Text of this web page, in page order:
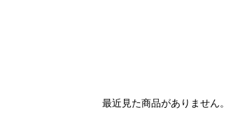
最近見た商品がありません。